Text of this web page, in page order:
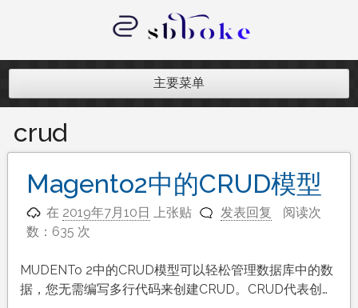
内
记录跨境电商独立站开发遇到的点点
主要菜单
crud
Magento2中的CRUD模型
在 2019年7月10日 上张贴 发表回复
阅读次
数：635 次
MUDENTo 2中的CRUD模型可以轻松管理数据库中的数
据，您无需编写多行代码来创建CRUD。CRUD代表创…